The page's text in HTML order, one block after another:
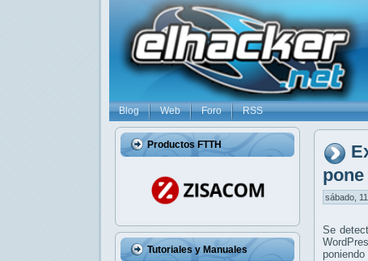
Blog Web Foro RSS
Productos FTTH
Tutoriales y Manuales
sábado,
Se
poniendo